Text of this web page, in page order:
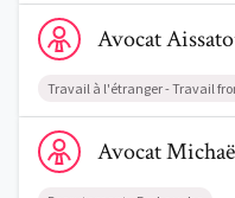
Voir le profil de
Avocat
Travail à l'étranger - Travail
Voir le profil de
Avocat